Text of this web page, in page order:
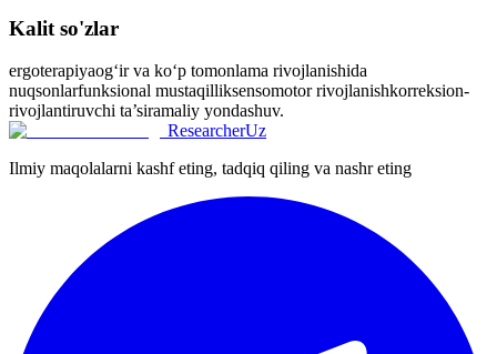
Kalit so'zlar
ergoterapiyaog‘ir va ko‘p tomonlama rivojlanishida
nuqsonlarfunksional mustaqilliksensomotor rivojlanishkorreksion-
rivojlantiruvchi ta’siramaliy yondashuv.
ResearcherUz
Ilmiy maqolalarni kashf eting, tadqiq qiling va nashr eting